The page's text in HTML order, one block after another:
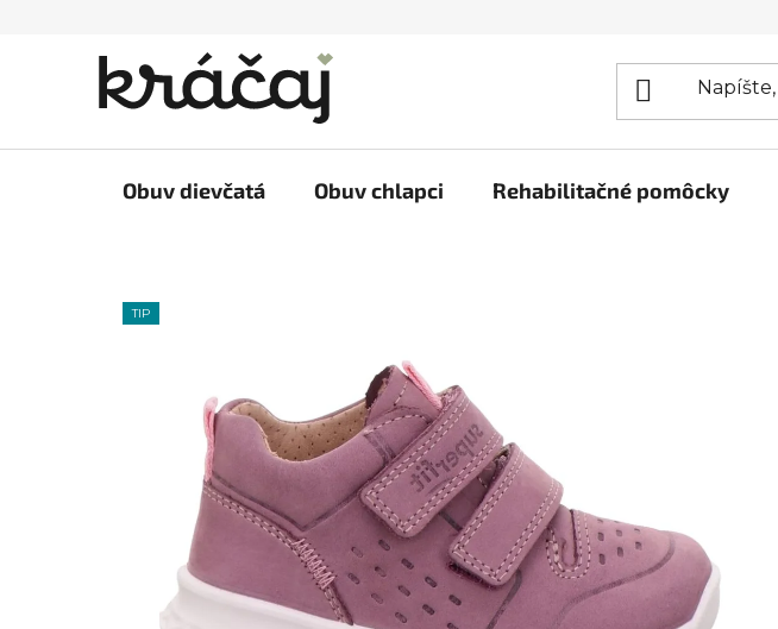
Obuv dievčatá Obuv chlapci Rehabilitačné pomôcky
TIP